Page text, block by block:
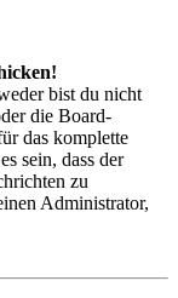
bist du nicht
die Board-
das komplette
sein, dass der
zu
Administrator,